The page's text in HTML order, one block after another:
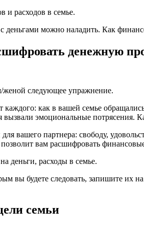
и расходов в семье.
можно наладить. Как
денежную
женой следующее упражнение.
как в вашей семье
эмоциональные потрясения.
вашего партнера: свободу,
вам расшифровать
деньги, расходы в семье.
вы будете следовать, запишите
семьи